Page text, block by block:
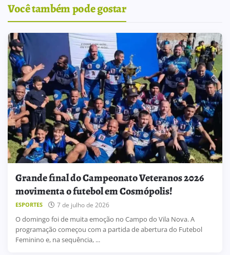
Você também pode gostar
Grande final do Campeonato Veteranos 2026
movimenta o futebol em Cosmópolis!
ESPORTES 7 de julho de 2026
O domingo foi de muita emoção no Campo do Vila Nova. A
programação começou com a partida de abertura do Futebol
Feminino e, na sequência, ...